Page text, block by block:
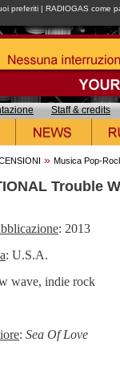
preferiti | RADIOGAS come
Staff & credits
» Musica Pop-
Trouble
: 2013
: U.S.A.
wave, indie rock
: Sea Of Love